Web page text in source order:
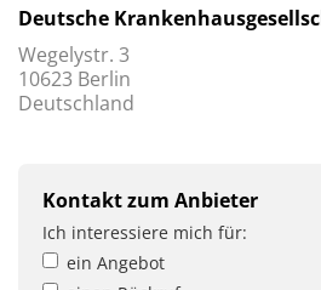
Deutsche
Wegelystr. 3
10623 Berlin
Deutschland
Kontakt zum Anbieter
Ich interessiere mich für:
ein Angebot